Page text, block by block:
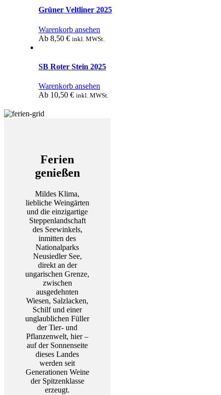
Grüner Veltliner 2025
Warenkorb ansehen
Ab 8,50 € inkl. MWSt.
SB Roter Stein 2025
Warenkorb ansehen
Ab 10,50 € inkl. MWSt.
Ferien
genießen
Mildes Klima,
liebliche Weingärten
und die einzigartige
Steppenlandschaft
des Seewinkels,
inmitten des
Nationalparks
Neusiedler See,
direkt an der
ungarischen Grenze,
zwischen
ausgedehnten
Wiesen, Salzlacken,
Schilf und einer
unglaublichen Füller
der Tier- und
Pflanzenwelt, hier –
auf der Sonnenseite
dieses Landes
werden seit
Generationen Weine
der Spitzenklasse
erzeugt.